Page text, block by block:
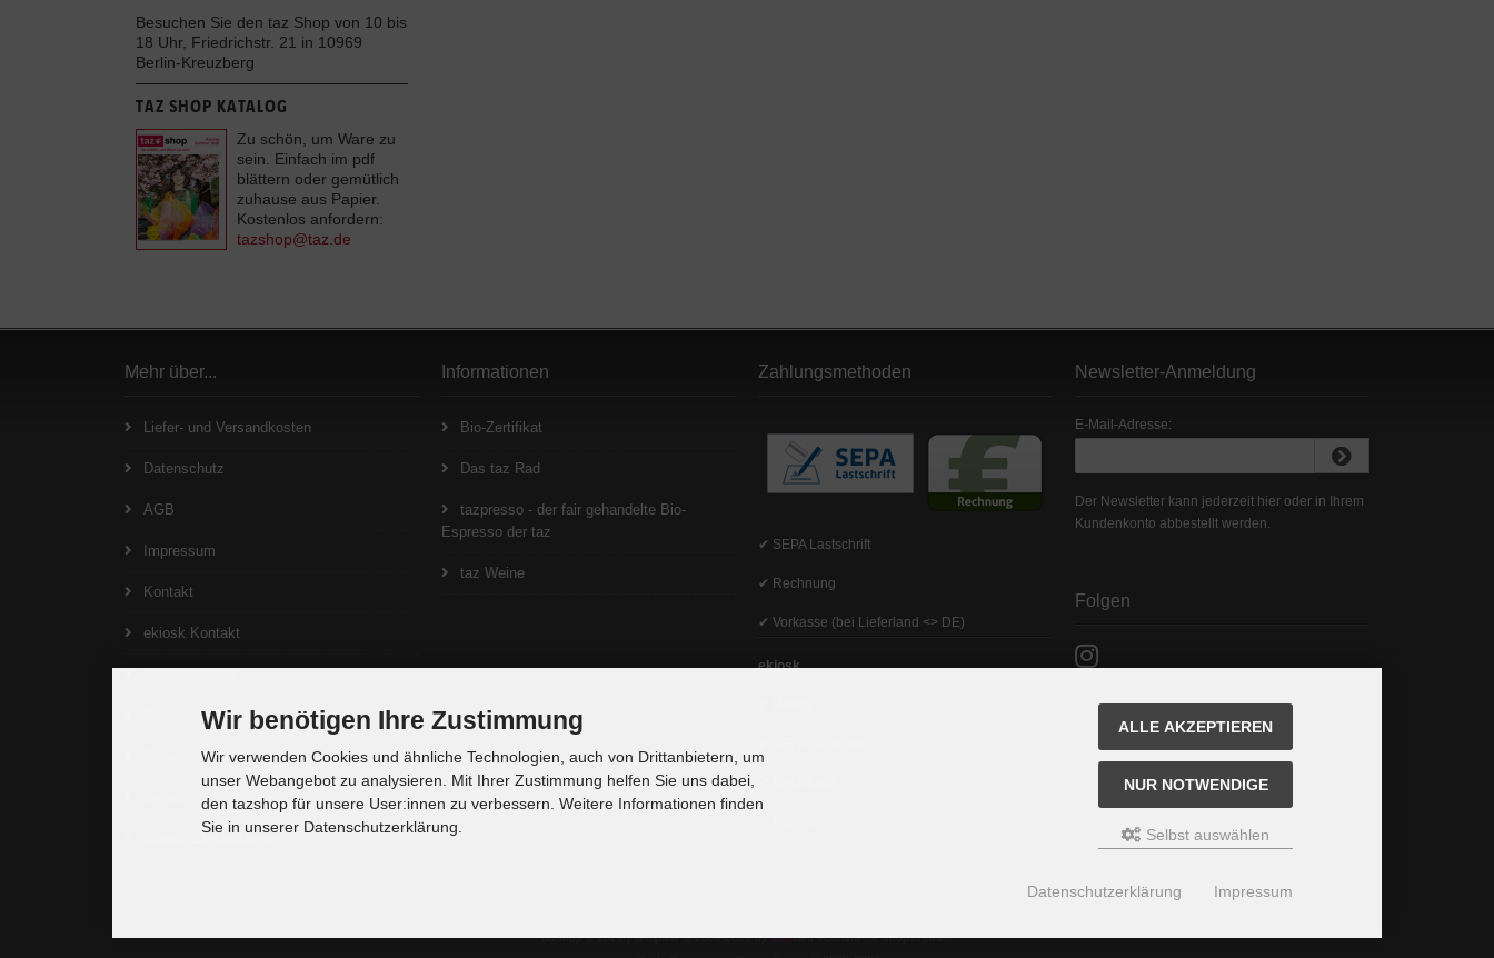
Besuchen Sie den taz Shop von 10 bis
18 Uhr, Friedrichstr. 21 in 10969
Berlin-Kreuzberg
TAZ SHOP KATALOG
Zu schön, um Ware zu
sein. Einfach im pdf
blättern oder gemütlich
zuhause aus Papier.
Kostenlos anfordern:
tazshop@taz.de
Mehr über...
Liefer- und Versandkosten
Datenschutz
AGB
Impressum
Kontakt
ekiosk Kontakt
Widerrufsrecht
Widerrufsformular
Cookie Einstellungen
Informationen
Bio-Zertifikat
Das taz Rad
tazpresso - der fair gehandelte Bio-
Espresso der taz
taz Weine
Zahlungsmethoden
✔ SEPA Lastschrift
✔ Rechnung
✔ Vorkasse (bei Lieferland <> DE)
ekiosk
Newsletter-Anmeldung
E-Mail-Adresse:
Der Newsletter kann jederzeit hier oder in Ihrem
Kundenkonto abbestellt werden.
Folgen
tazshop © 2026 | Template © 2009-2026 bymodified eCommerce Shopsoftware
Wir benötigen Ihre Zustimmung
Wir verwenden Cookies und ähnliche Technologien, auch von Drittanbietern, um
unser Webangebot zu analysieren. Mit Ihrer Zustimmung helfen Sie uns dabei,
den tazshop für unsere User:innen zu verbessern. Weitere Informationen finden
Sie in unserer Datenschutzerklärung.
ALLE AKZEPTIEREN
NUR NOTWENDIGE
Selbst auswählen
Datenschutzerklärung Impressum